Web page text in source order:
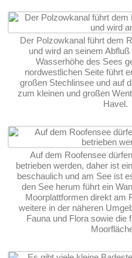
Der Polzowkanal führt dem
und wird an seinem
Wasserhöhe des Sees
nordwestlichen Seite führt
großen Stechlinsee und auf
zum kleinen und großen
Havel.
Auf dem Roofensee
betrieben werden, daher ist
beschaulich und am See ist
den See herum führt ein
Moorplattformen direkt am
weitere in der näheren
Fauna und Flora sowie die